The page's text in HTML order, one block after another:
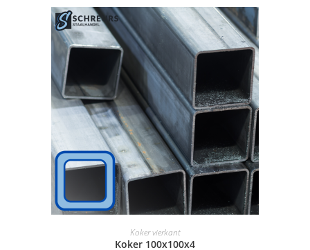
SELECTEER OPTIES
Koker vierkant
Koker 100x100x4